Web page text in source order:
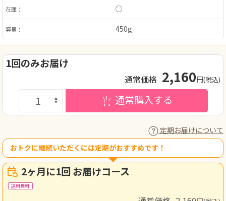
在庫： ○
容量： 450g
1回のみお届け
通常価格 2,160円(税込)
通常購入する
おトクに継続いただくには定期がおすすめです！
定期お届けについて
2ヶ月に1回 お届けコース
送料無料